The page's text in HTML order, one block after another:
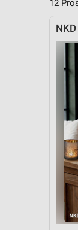
12
NKD
Funktional